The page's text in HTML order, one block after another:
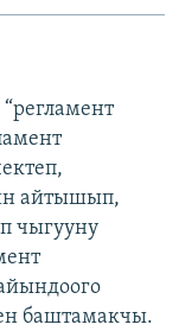
айтышып,
чыгууну
баштамакчы.